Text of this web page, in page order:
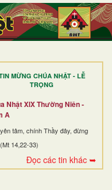
MỪNG CHÚA NHẬT - LỄ
TRỌNG
Nhật XIX Thường Niên -
A
tâm, chính Thầy đây, đừng
14,22-33)
Đọc các tin khác ➥